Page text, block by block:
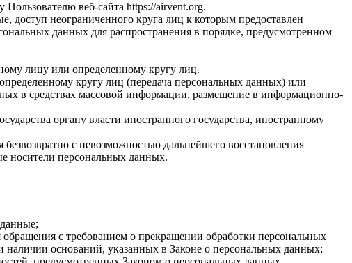
веб-сайта https://airvent.org.
неограниченного круга лиц к которым предоставлен
данных для распространения в порядке, предусмотренном
лицу или определенному кругу лиц.
кругу лиц (передача персональных данных) или
в средствах массовой информации, размещение в информационно-
органу власти иностранного государства, иностранному
с невозможностью дальнейшего восстановления
носители персональных данных.
с требованием о прекращении обработки персональных
наличии оснований, указанных в Законе о персональных данных;